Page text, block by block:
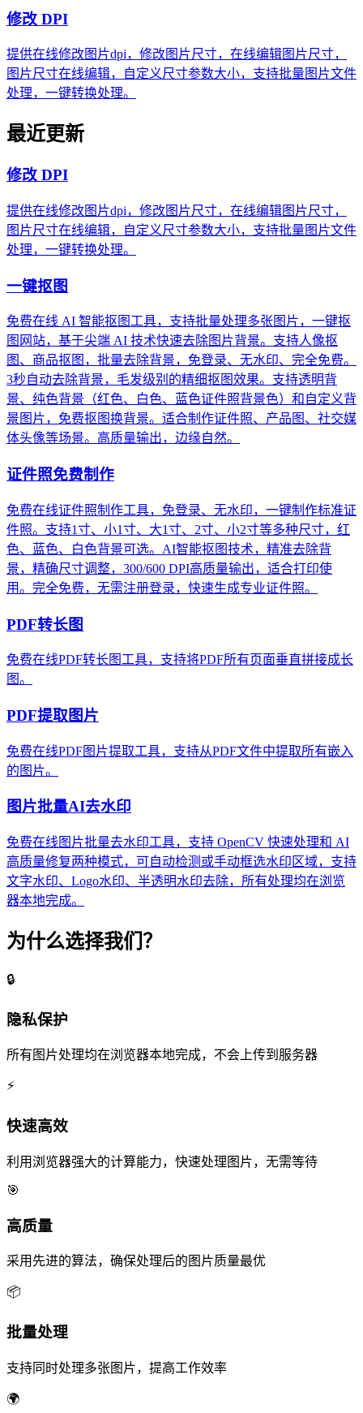
修改 DPI
提供在线修改图片dpi，修改图片尺寸，在线编辑图片尺寸，
图片尺寸在线编辑，自定义尺寸参数大小，支持批量图片文件
处理，一键转换处理。
最近更新
修改 DPI
提供在线修改图片dpi，修改图片尺寸，在线编辑图片尺寸，
图片尺寸在线编辑，自定义尺寸参数大小，支持批量图片文件
处理，一键转换处理。
一键抠图
免费在线 AI 智能抠图工具，支持批量处理多张图片，一键抠
图网站，基于尖端 AI 技术快速去除图片背景。支持人像抠
图、商品抠图，批量去除背景，免登录、无水印、完全免费。
3秒自动去除背景，毛发级别的精细抠图效果。支持透明背
景、纯色背景（红色、白色、蓝色证件照背景色）和自定义背
景图片，免费抠图换背景。适合制作证件照、产品图、社交媒
体头像等场景。高质量输出，边缘自然。
证件照免费制作
免费在线证件照制作工具，免登录、无水印，一键制作标准证
件照。支持1寸、小1寸、大1寸、2寸、小2寸等多种尺寸，红
色、蓝色、白色背景可选。AI智能抠图技术，精准去除背
景，精确尺寸调整，300/600 DPI高质量输出，适合打印使
用。完全免费，无需注册登录，快速生成专业证件照。
PDF转长图
免费在线PDF转长图工具，支持将PDF所有页面垂直拼接成长
图。
PDF提取图片
免费在线PDF图片提取工具，支持从PDF文件中提取所有嵌入
的图片。
图片批量AI去水印
免费在线图片批量去水印工具，支持 OpenCV 快速处理和 AI
高质量修复两种模式，可自动检测或手动框选水印区域，支持
文字水印、Logo水印、半透明水印去除，所有处理均在浏览
器本地完成。
为什么选择我们？
🔒
隐私保护
所有图片处理均在浏览器本地完成，不会上传到服务器
⚡
快速高效
利用浏览器强大的计算能力，快速处理图片，无需等待
🎯
高质量
采用先进的算法，确保处理后的图片质量最优
📦
批量处理
支持同时处理多张图片，提高工作效率
🌍